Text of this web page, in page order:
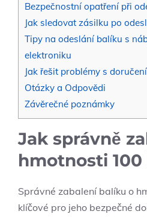
Bezpečnostní opatření při
Jak sledovat zásilku po
Tipy na odeslání balíku s
elektroniku
Jak ​řešit problémy​ s
Otázky a ‌Odpovědi
Závěrečné poznámky
Jak správně⁢
hmotnosti 100
Správné zabalení balíku o
klíčové⁣ pro jeho bezpečné